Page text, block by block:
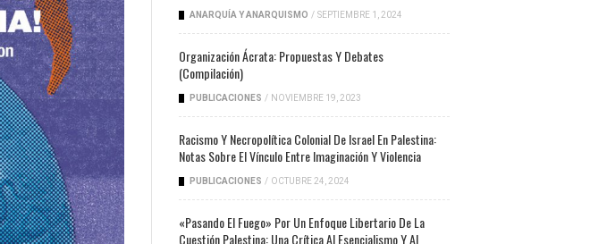
ANARQUÍA Y ANARQUISMO / SEPTIEMBRE 1, 2024
Organización Ácrata: Propuestas Y Debates
(compilación)
PUBLICACIONES / NOVIEMBRE 19, 2023
Racismo Y Necropolítica Colonial De Israel En Palestina:
Notas Sobre El Vínculo Entre Imaginación Y Violencia
PUBLICACIONES / OCTUBRE 24, 2024
«Pasando El Fuego» Por Un Enfoque Libertario De La
Cuestión Palestina: Una Crítica Al Esencialismo Y Al